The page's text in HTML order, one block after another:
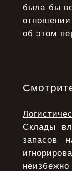
была бы
об этом
Склады
запасов
неизбежно